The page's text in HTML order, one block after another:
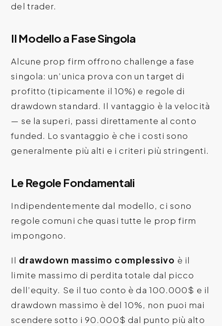
del trader.
Il Modello a Fase Singola
Alcune prop firm offrono challenge a fase
singola: un’unica prova con un target di
profitto (tipicamente il 10%) e regole di
drawdown standard. Il vantaggio è la velocità
— se la superi, passi direttamente al conto
funded. Lo svantaggio è che i costi sono
generalmente più alti e i criteri più stringenti.
Le Regole Fondamentali
Indipendentemente dal modello, ci sono
regole comuni che quasi tutte le prop firm
impongono.
Il drawdown massimo complessivo è il
limite massimo di perdita totale dal picco
dell’equity. Se il tuo conto è da 100.000$ e il
drawdown massimo è del 10%, non puoi mai
scendere sotto i 90.000$ dal punto più alto